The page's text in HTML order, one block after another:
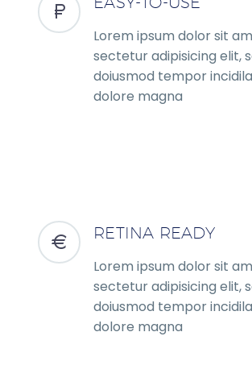
Lorem ipsum dolor sit
sectetur adipisicing elit,
doiusmod tempor
dolore magna
RETINA READY
Lorem ipsum dolor sit
sectetur adipisicing elit,
doiusmod tempor
dolore magna